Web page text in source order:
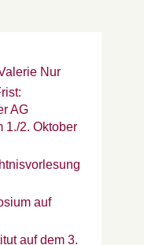
Nur
AG
1./2. Oktober
auf
auf dem 3.